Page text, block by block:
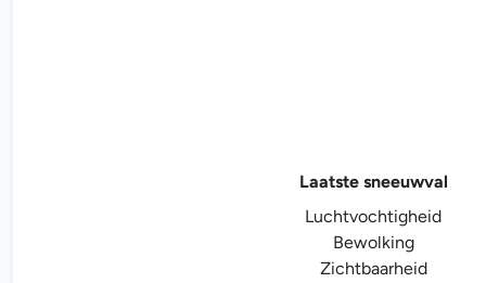
Laatste sneeuwval
Luchtvochtigheid
Bewolking
Zichtbaarheid